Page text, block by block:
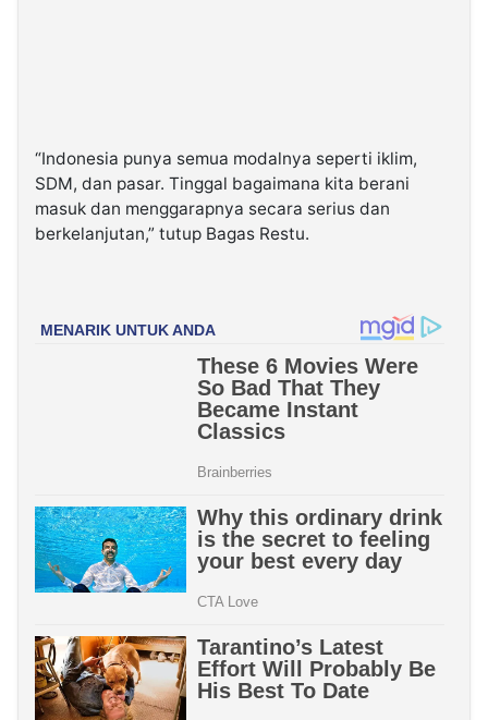
“Indonesia punya semua modalnya seperti iklim,
SDM, dan pasar. Tinggal bagaimana kita berani
masuk dan menggarapnya secara serius dan
berkelanjutan,” tutup Bagas Restu.